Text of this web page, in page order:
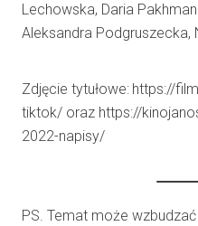
Lechowska, Daria
Aleksandra Podgruszecka,
Zdjęcie tytułowe: https://
tiktok/ oraz https://
2022-napisy/
PS. Temat może